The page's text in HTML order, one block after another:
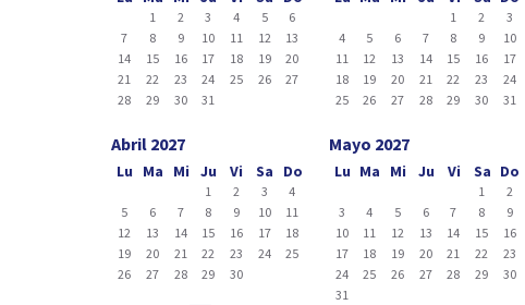
1 2 3 4 5
6
7
8 9 10 11 12
13
14
15 16 17 18 19
20
21
22 23 24 25 26
27
28
29 30 31
1 2
3
4
5 6 7 8 9
10
11
12 13 14 15 16
17
18
19 20 21 22 23
24
25
26 27 28 29 30 31
Abril 2027
Lu Ma Mi Ju Vi Sa Do
1 2 3
4
5
6 7 8 9 10
11
12
13 14 15 16 17
18
19
20 21 22 23 24
25
26
27 28 29 30
Mayo 2027
Lu Ma Mi Ju Vi Sa Do
1
2
3
4 5 6 7 8
9
10
11 12 13 14 15
16
17
18 19 20 21 22
23
24
25 26 27 28 29
30
31